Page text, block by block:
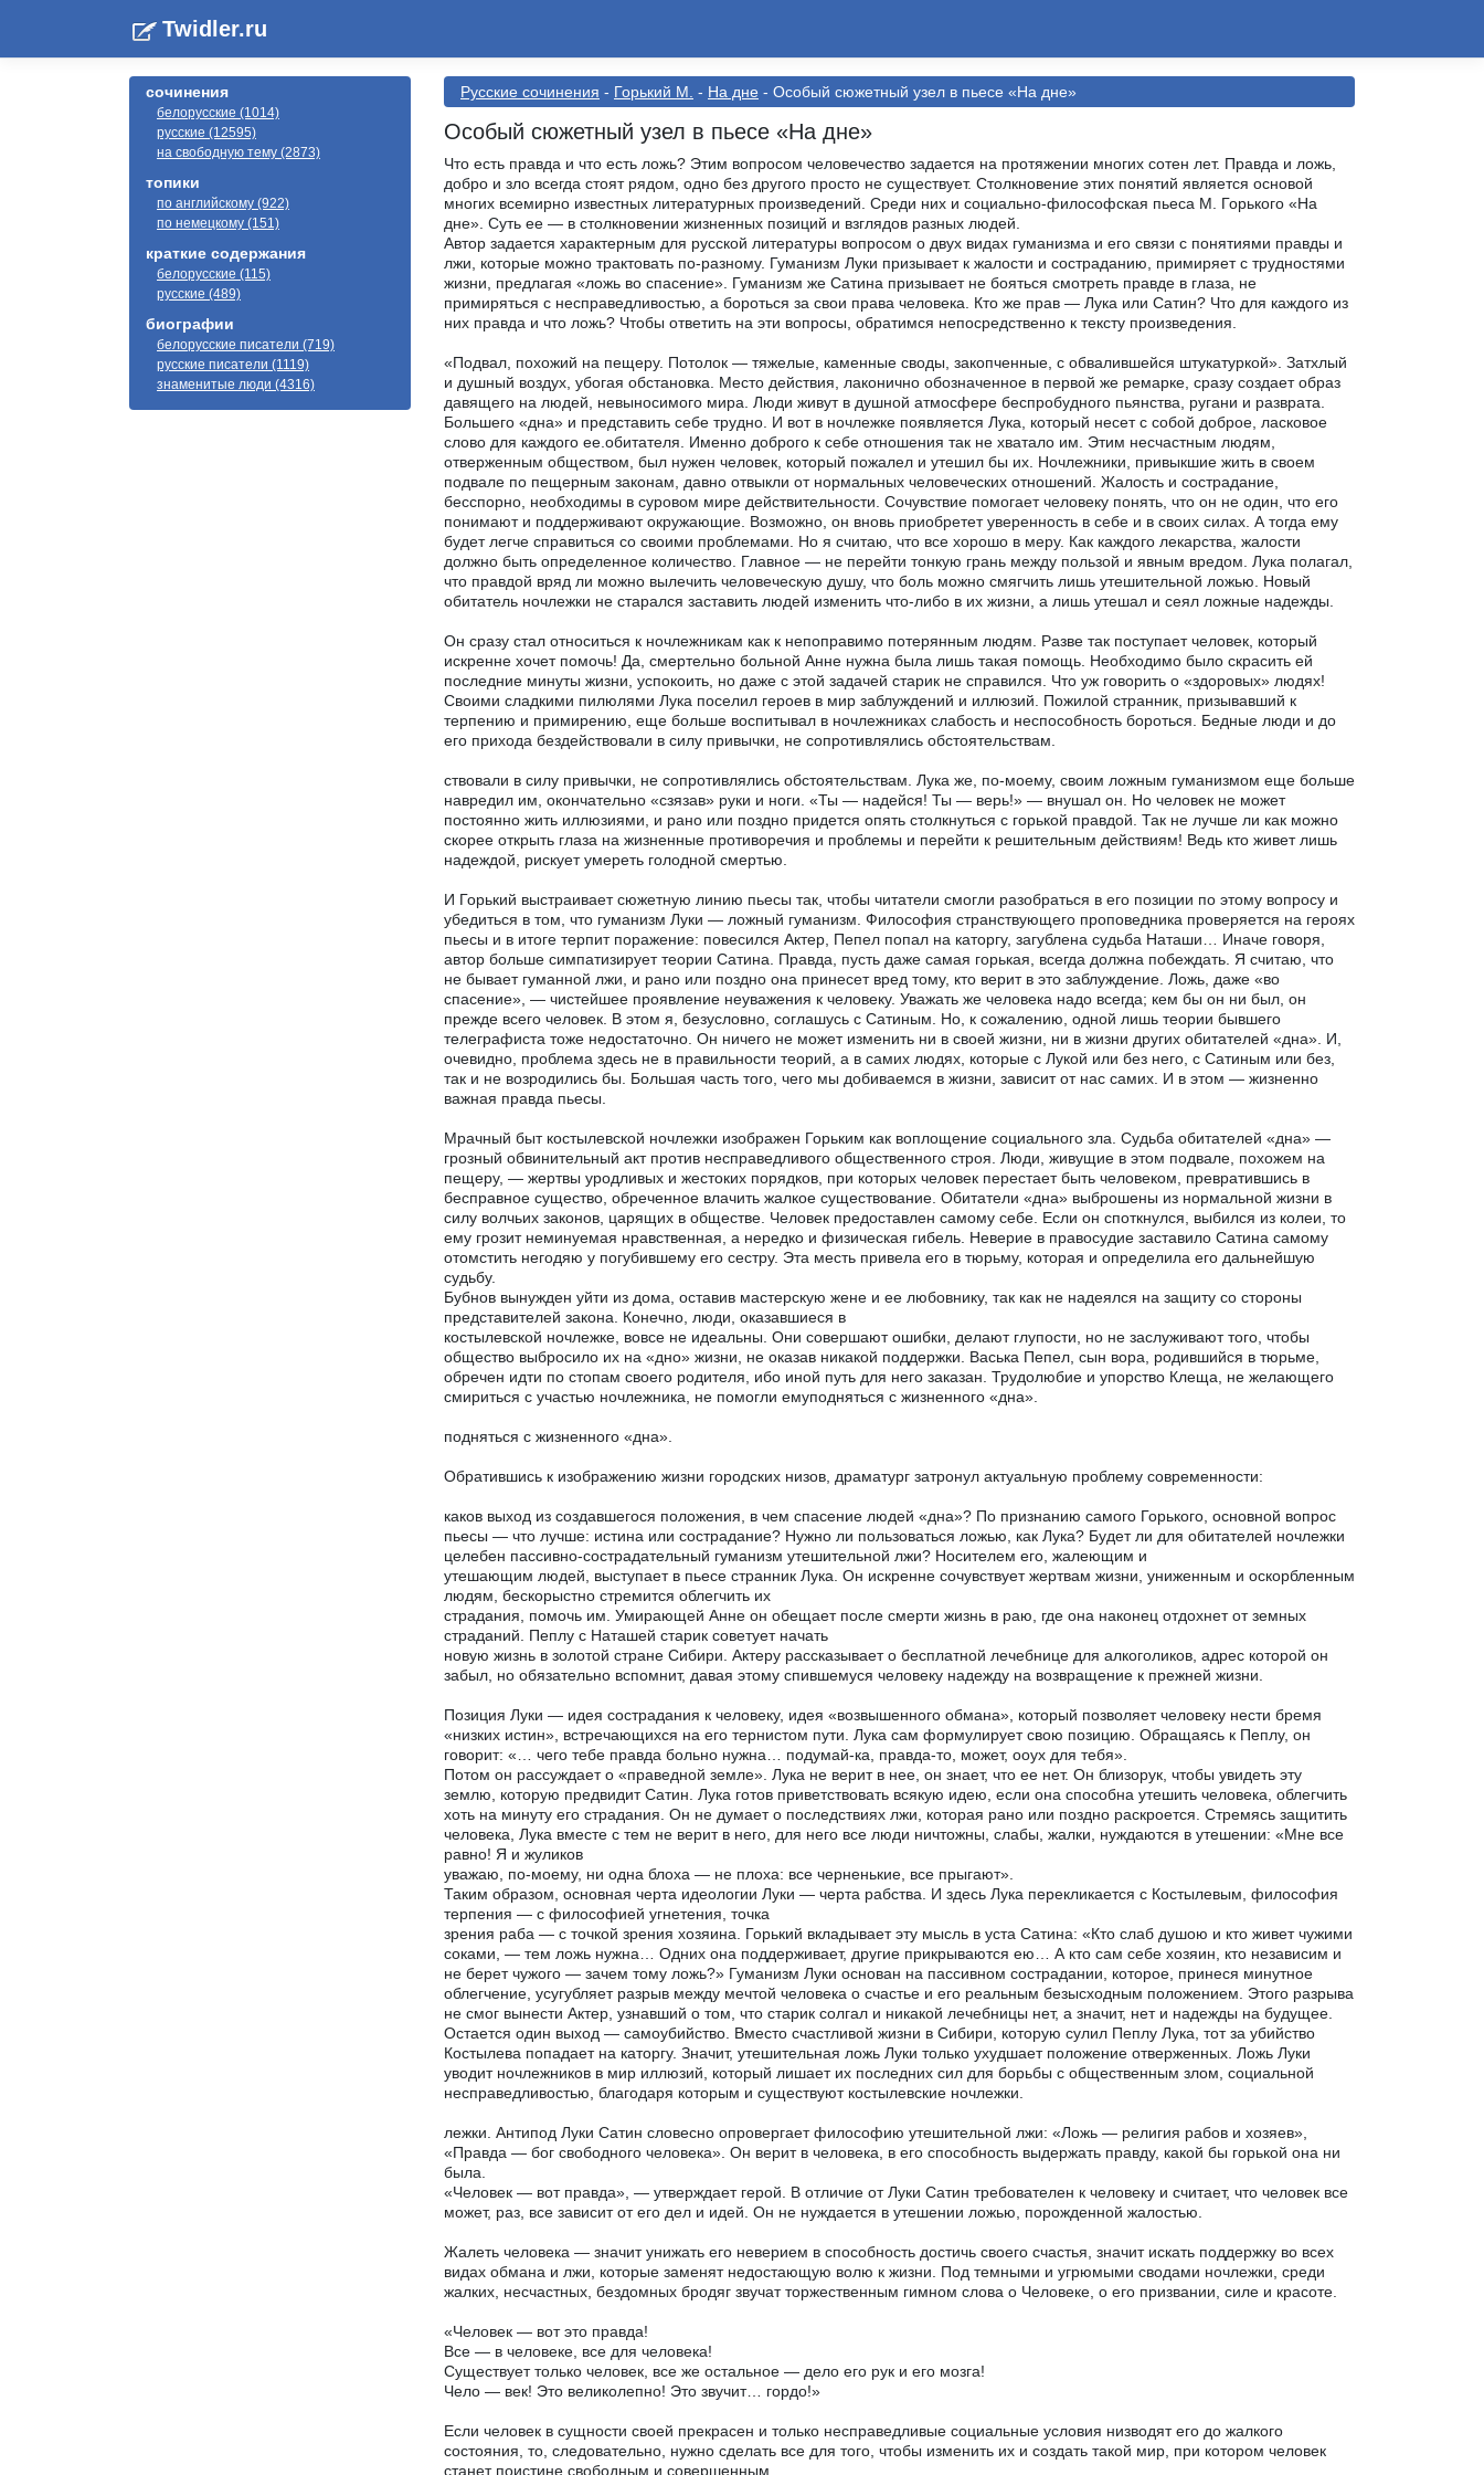
Twidler.ru
сочинения
белорусские (1014)
русские (12595)
на свободную тему (2873)
топики
по английскому (922)
по немецкому (151)
краткие содержания
белорусские (115)
русские (489)
биографии
белорусские писатели (719)
русские писатели (1119)
знаменитые люди (4316)
Русские сочинения - Горький М. - На дне - Особый сюжетный узел в пьесе «На дне»
Особый сюжетный узел в пьесе «На дне»
Что есть правда и что есть ложь? Этим вопросом человечество задается на протяжении многих сотен лет. Правда и ложь,
добро и зло всегда стоят рядом, одно без другого просто не существует. Столкновение этих понятий является основой
многих всемирно известных литературных произведений. Среди них и социально-философская пьеса М. Горького «На
дне». Суть ее — в столкновении жизненных позиций и взглядов разных людей.
Автор задается характерным для русской литературы вопросом о двух видах гуманизма и его связи с понятиями правды и
лжи, которые можно трактовать по-разному. Гуманизм Луки призывает к жалости и состраданию, примиряет с трудностями
жизни, предлагая «ложь во спасение». Гуманизм же Сатина призывает не бояться смотреть правде в глаза, не
примиряться с несправедливостью, а бороться за свои права человека. Кто же прав — Лука или Сатин? Что для каждого из
них правда и что ложь? Чтобы ответить на эти вопросы, обратимся непосредственно к тексту произведения.
«Подвал, похожий на пещеру. Потолок — тяжелые, каменные своды, закопченные, с обвалившейся штукатуркой». Затхлый
и душный воздух, убогая обстановка. Место действия, лаконично обозначенное в первой же ремарке, сразу создает образ
давящего на людей, невыносимого мира. Люди живут в душной атмосфере беспробудного пьянства, ругани и разврата.
Большего «дна» и представить себе трудно. И вот в ночлежке появляется Лука, который несет с собой доброе, ласковое
слово для каждого ее.обитателя. Именно доброго к себе отношения так не хватало им. Этим несчастным людям,
отверженным обществом, был нужен человек, который пожалел и утешил бы их. Ночлежники, привыкшие жить в своем
подвале по пещерным законам, давно отвыкли от нормальных человеческих отношений. Жалость и сострадание,
бесспорно, необходимы в суровом мире действительности. Сочувствие помогает человеку понять, что он не один, что его
понимают и поддерживают окружающие. Возможно, он вновь приобретет уверенность в себе и в своих силах. А тогда ему
будет легче справиться со своими проблемами. Но я считаю, что все хорошо в меру. Как каждого лекарства, жалости
должно быть определенное количество. Главное — не перейти тонкую грань между пользой и явным вредом. Лука полагал,
что правдой вряд ли можно вылечить человеческую душу, что боль можно смягчить лишь утешительной ложью. Новый
обитатель ночлежки не старался заставить людей изменить что-либо в их жизни, а лишь утешал и сеял ложные надежды.
Он сразу стал относиться к ночлежникам как к непоправимо потерянным людям. Разве так поступает человек, который
искренне хочет помочь! Да, смертельно больной Анне нужна была лишь такая помощь. Необходимо было скрасить ей
последние минуты жизни, успокоить, но даже с этой задачей старик не справился. Что уж говорить о «здоровых» людях!
Своими сладкими пилюлями Лука поселил героев в мир заблуждений и иллюзий. Пожилой странник, призывавший к
терпению и примирению, еще больше воспитывал в ночлежниках слабость и неспособность бороться. Бедные люди и до
его прихода бездействовали в силу привычки, не сопротивлялись обстоятельствам.
ствовали в силу привычки, не сопротивлялись обстоятельствам. Лука же, по-моему, своим ложным гуманизмом еще больше
навредил им, окончательно «сзязав» руки и ноги. «Ты — надейся! Ты — верь!» — внушал он. Но человек не может
постоянно жить иллюзиями, и рано или поздно придется опять столкнуться с горькой правдой. Так не лучше ли как можно
скорее открыть глаза на жизненные противоречия и проблемы и перейти к решительным действиям! Ведь кто живет лишь
надеждой, рискует умереть голодной смертью.
И Горький выстраивает сюжетную линию пьесы так, чтобы читатели смогли разобраться в его позиции по этому вопросу и
убедиться в том, что гуманизм Луки — ложный гуманизм. Философия странствующего проповедника проверяется на героях
пьесы и в итоге терпит поражение: повесился Актер, Пепел попал на каторгу, загублена судьба Наташи… Иначе говоря,
автор больше симпатизирует теории Сатина. Правда, пусть даже самая горькая, всегда должна побеждать. Я считаю, что
не бывает гуманной лжи, и рано или поздно она принесет вред тому, кто верит в это заблуждение. Ложь, даже «во
спасение», — чистейшее проявление неуважения к человеку. Уважать же человека надо всегда; кем бы он ни был, он
прежде всего человек. В этом я, безусловно, соглашусь с Сатиным. Но, к сожалению, одной лишь теории бывшего
телеграфиста тоже недостаточно. Он ничего не может изменить ни в своей жизни, ни в жизни других обитателей «дна». И,
очевидно, проблема здесь не в правильности теорий, а в самих людях, которые с Лукой или без него, с Сатиным или без,
так и не возродились бы. Большая часть того, чего мы добиваемся в жизни, зависит от нас самих. И в этом — жизненно
важная правда пьесы.
Мрачный быт костылевской ночлежки изображен Горьким как воплощение социального зла. Судьба обитателей «дна» —
грозный обвинительный акт против несправедливого общественного строя. Люди, живущие в этом подвале, похожем на
пещеру, — жертвы уродливых и жестоких порядков, при которых человек перестает быть человеком, превратившись в
бесправное существо, обреченное влачить жалкое существование. Обитатели «дна» выброшены из нормальной жизни в
силу волчьих законов, царящих в обществе. Человек предоставлен самому себе. Если он споткнулся, выбился из колеи, то
ему грозит неминуемая нравственная, а нередко и физическая гибель. Неверие в правосудие заставило Сатина самому
отомстить негодяю у погубившему его сестру. Эта месть привела его в тюрьму, которая и определила его дальнейшую
судьбу.
Бубнов вынужден уйти из дома, оставив мастерскую жене и ее любовнику, так как не надеялся на защиту со стороны
представителей закона. Конечно, люди, оказавшиеся в
костылевской ночлежке, вовсе не идеальны. Они совершают ошибки, делают глупости, но не заслуживают того, чтобы
общество выбросило их на «дно» жизни, не оказав никакой поддержки. Васька Пепел, сын вора, родившийся в тюрьме,
обречен идти по стопам своего родителя, ибо иной путь для него заказан. Трудолюбие и упорство Клеща, не желающего
смириться с участью ночлежника, не помогли емуподняться с жизненного «дна».
подняться с жизненного «дна».
Обратившись к изображению жизни городских низов, драматург затронул актуальную проблему современности:
каков выход из создавшегося положения, в чем спасение людей «дна»? По признанию самого Горького, основной вопрос
пьесы — что лучше: истина или сострадание? Нужно ли пользоваться ложью, как Лука? Будет ли для обитателей ночлежки
целебен пассивно-сострадательный гуманизм утешительной лжи? Носителем его, жалеющим и
утешающим людей, выступает в пьесе странник Лука. Он искренне сочувствует жертвам жизни, униженным и оскорбленным
людям, бескорыстно стремится облегчить их
страдания, помочь им. Умирающей Анне он обещает после смерти жизнь в раю, где она наконец отдохнет от земных
страданий. Пеплу с Наташей старик советует начать
новую жизнь в золотой стране Сибири. Актеру рассказывает о бесплатной лечебнице для алкоголиков, адрес которой он
забыл, но обязательно вспомнит, давая этому спившемуся человеку надежду на возвращение к прежней жизни.
Позиция Луки — идея сострадания к человеку, идея «возвышенного обмана», который позволяет человеку нести бремя
«низких истин», встречающихся на его тернистом пути. Лука сам формулирует свою позицию. Обращаясь к Пеплу, он
говорит: «… чего тебе правда больно нужна… подумай-ка, правда-то, может, ооух для тебя».
Потом он рассуждает о «праведной земле». Лука не верит в нее, он знает, что ее нет. Он близорук, чтобы увидеть эту
землю, которую предвидит Сатин. Лука готов приветствовать всякую идею, если она способна утешить человека, облегчить
хоть на минуту его страдания. Он не думает о последствиях лжи, которая рано или поздно раскроется. Стремясь защитить
человека, Лука вместе с тем не верит в него, для него все люди ничтожны, слабы, жалки, нуждаются в утешении: «Мне все
равно! Я и жуликов
уважаю, по-моему, ни одна блоха — не плоха: все черненькие, все прыгают».
Таким образом, основная черта идеологии Луки — черта рабства. И здесь Лука перекликается с Костылевым, философия
терпения — с философией угнетения, точка
зрения раба — с точкой зрения хозяина. Горький вкладывает эту мысль в уста Сатина: «Кто слаб душою и кто живет чужими
соками, — тем ложь нужна… Одних она поддерживает, другие прикрываются ею… А кто сам себе хозяин, кто независим и
не берет чужого — зачем тому ложь?» Гуманизм Луки основан на пассивном сострадании, которое, принеся минутное
облегчение, усугубляет разрыв между мечтой человека о счастье и его реальным безысходным положением. Этого разрыва
не смог вынести Актер, узнавший о том, что старик солгал и никакой лечебницы нет, а значит, нет и надежды на будущее.
Остается один выход — самоубийство. Вместо счастливой жизни в Сибири, которую сулил Пеплу Лука, тот за убийство
Костылева попадает на каторгу. Значит, утешительная ложь Луки только ухудшает положение отверженных. Ложь Луки
уводит ночлежников в мир иллюзий, который лишает их последних сил для борьбы с общественным злом, социальной
несправедливостью, благодаря которым и существуют костылевские ночлежки.
лежки. Антипод Луки Сатин словесно опровергает философию утешительной лжи: «Ложь — религия рабов и хозяев»,
«Правда — бог свободного человека». Он верит в человека, в его способность выдержать правду, какой бы горькой она ни
была.
«Человек — вот правда», — утверждает герой. В отличие от Луки Сатин требователен к человеку и считает, что человек все
может, раз, все зависит от его дел и идей. Он не нуждается в утешении ложью, порожденной жалостью.
Жалеть человека — значит унижать его неверием в способность достичь своего счастья, значит искать поддержку во всех
видах обмана и лжи, которые заменят недостающую волю к жизни. Под темными и угрюмыми сводами ночлежки, среди
жалких, несчастных, бездомных бродяг звучат торжественным гимном слова о Человеке, о его призвании, силе и красоте.
«Человек — вот это правда!
Все — в человеке, все для человека!
Существует только человек, все же остальное — дело его рук и его мозга!
Чело — век! Это великолепно! Это звучит… гордо!»
Если человек в сущности своей прекрасен и только несправедливые социальные условия низводят его до жалкого
состояния, то, следовательно, нужно сделать все для того, чтобы изменить их и создать такой мир, при котором человек
станет поистине свободным и совершенным.